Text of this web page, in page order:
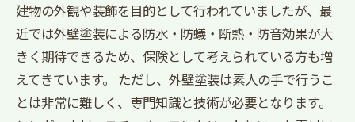
建物の外観や装飾を目的として行われていましたが、最
近では外壁塗装による防水・防蟻・断熱・防音効果が大
きく期待できるため、保険として考えられている方も増
えてきています。 ただし、外壁塗装は素人の手で行うこ
とは非常に難しく、専門知識と技術が必要となります。